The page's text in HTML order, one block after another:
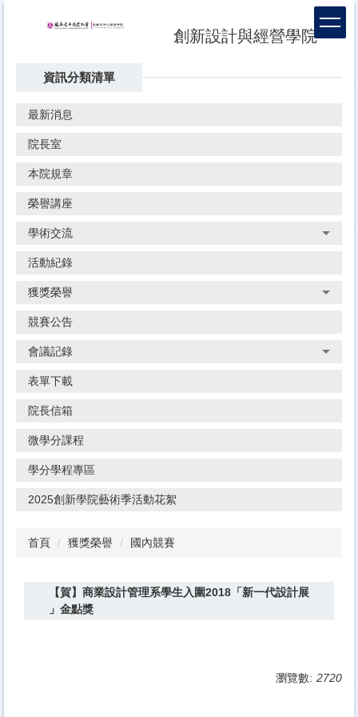
創新設計與經營學院
資訊分類清單
最新消息
院長室
本院規章
榮譽講座
學術交流
活動紀錄
獲獎榮譽
競賽公告
會議記錄
表單下載
院長信箱
微學分課程
學分學程專區
2025創新學院藝術季活動花絮
首頁 獲獎榮譽 國內競賽
【賀】商業設計管理系學生入圍2018「新一代設計展
」金點獎
瀏覽數: 2720